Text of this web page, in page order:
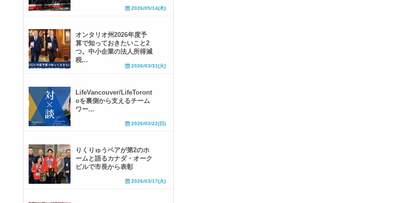
2026/05/14(木)
オンタリオ州2026年度予
算で知っておきたいこと2
つ。中小企業の法人所得減
税...
2026/03/31(火)
LifeVancouver/LifeToront
oを裏側から支えるチーム
ワー...
2026/03/22(日)
りくりゅうペアが第2のホ
ームと語るカナダ・オーク
ビルで市長から表彰
2026/03/17(火)